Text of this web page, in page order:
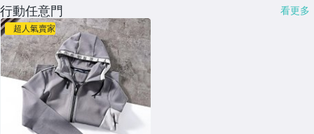
行動任意門 看更多
超人氣賣家